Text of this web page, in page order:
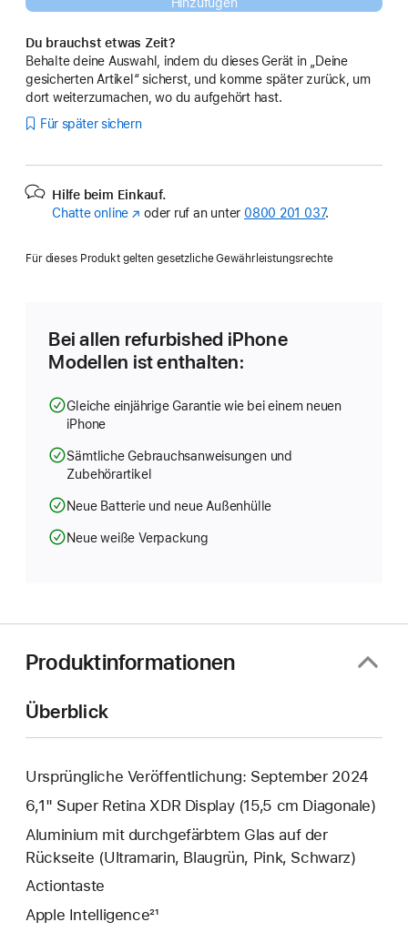
Du brauchst etwas Zeit?
Behalte deine Auswahl, indem du dieses Gerät in „Deine
gesicherten Artikel“ sicherst, und komme später zurück, um
dort weiterzumachen, wo du aufgehört hast.
Für später sichern
Hilfe beim Einkauf.
Chatte online (Öffnet
Fenster)
oder ruf an unter 0800 201 037.
Für dieses Produkt gelten gesetzliche Gewährleistungsrechte
Bei allen refurbished iPhone
Modellen ist enthalten:
Gleiche einjährige Garantie wie bei einem neuen
iPhone
Sämtliche Gebrauchsanweisungen und
Zubehörartikel
Neue Batterie und neue Außenhülle
Neue weiße Verpackung
Produktinformationen
Überblick
Ursprüngliche Veröffentlichung: September 2024
6,1" Super Retina XDR Display (15,5 cm Diagonale)
Aluminium mit durchgefärbtem Glas auf der
Rückseite (Ultramarin, Blaugrün, Pink, Schwarz)
Action­taste
Apple Intelligence²¹